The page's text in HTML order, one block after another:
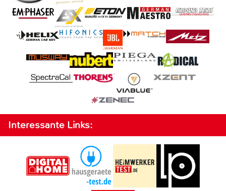
Interessante Links: